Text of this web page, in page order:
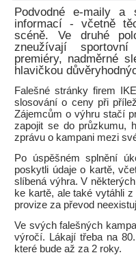
Podvodné e-maily a
informací - včetně
scéně. Ve druhé
zneužívají
premiéry, nadměrné
hlavičkou
Falešné stránky firem
slosování o ceny při
Zájemcům o výhru stačí
zapojit se do průzkumu,
zprávu o kampani mezi
Po úspěšném splnění
poskytli údaje o kartě,
slíbená výhra. V
ke kartě, ale také vytáhli
provize za převod
Ve svých falešných
výročí. Lákají třeba na
které bude až za 2 roky.